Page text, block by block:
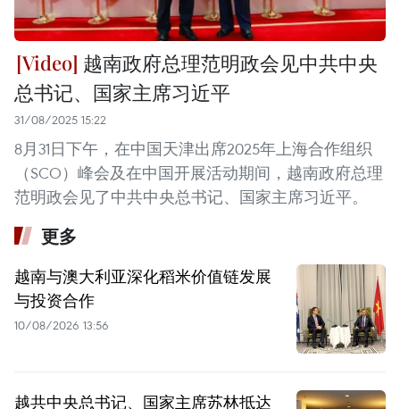
越南政府总理范明政会见中共中央
总书记、国家主席习近平
31/08/2025 15:22
8月31日下午，在中国天津出席2025年上海合作组织
（SCO）峰会及在中国开展活动期间，越南政府总理
范明政会见了中共中央总书记、国家主席习近平。
更多
越南与澳大利亚深化稻米价值链发展
与投资合作
10/08/2026 13:56
越共中央总书记、国家主席苏林抵达